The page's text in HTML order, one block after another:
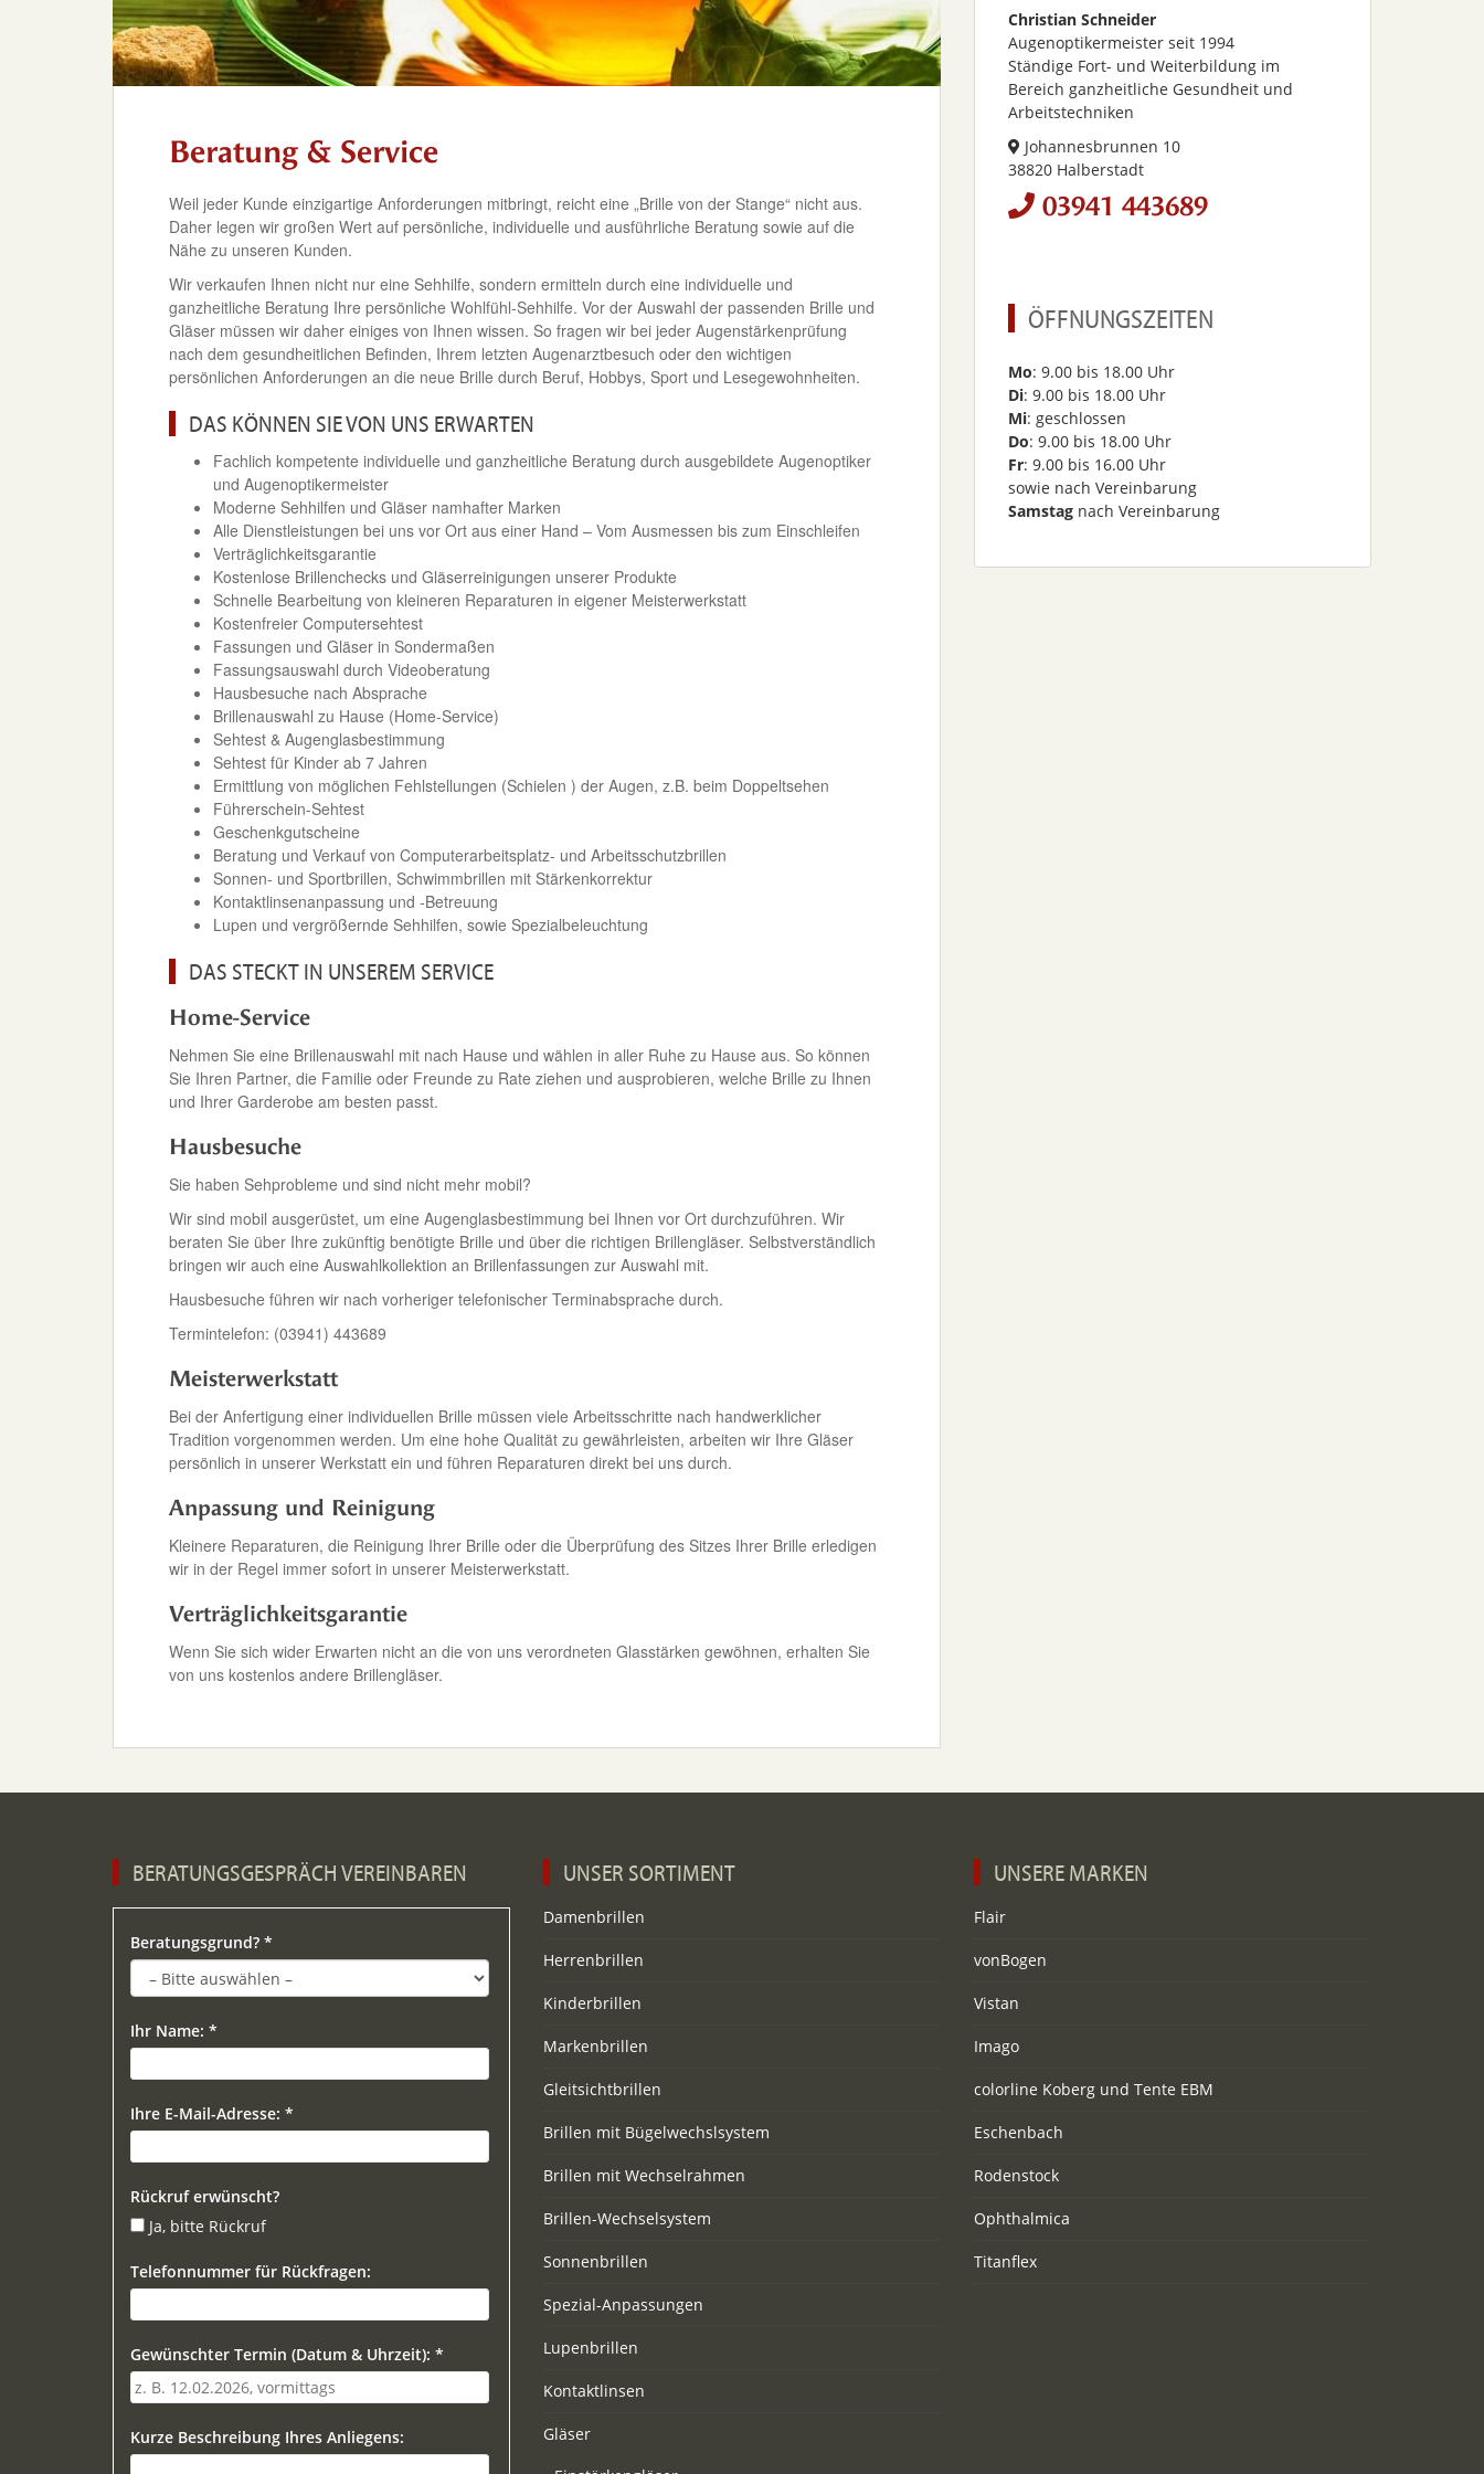
Beratung & Service
Weil jeder Kunde einzigartige Anforderungen mitbringt, reicht eine „Brille von der Stange“ nicht aus.
Daher legen wir großen Wert auf persönliche, individuelle und ausführliche Beratung sowie auf die
Nähe zu unseren Kunden.
Wir verkaufen Ihnen nicht nur eine Sehhilfe, sondern ermitteln durch eine individuelle und
ganzheitliche Beratung Ihre persönliche Wohlfühl-Sehhilfe. Vor der Auswahl der passenden Brille und
Gläser müssen wir daher einiges von Ihnen wissen. So fragen wir bei jeder Augenstärkenprüfung
nach dem gesundheitlichen Befinden, Ihrem letzten Augenarztbesuch oder den wichtigen
persönlichen Anforderungen an die neue Brille durch Beruf, Hobbys, Sport und Lesegewohnheiten.
DAS KÖNNEN SIE VON UNS ERWARTEN
Fachlich kompetente individuelle und ganzheitliche Beratung durch ausgebildete Augenoptiker
und Augenoptikermeister
Moderne Sehhilfen und Gläser namhafter Marken
Alle Dienstleistungen bei uns vor Ort aus einer Hand – Vom Ausmessen bis zum Einschleifen
Verträglichkeitsgarantie
Kostenlose Brillenchecks und Gläserreinigungen unserer Produkte
Schnelle Bearbeitung von kleineren Reparaturen in eigener Meisterwerkstatt
Kostenfreier Computersehtest
Fassungen und Gläser in Sondermaßen
Fassungsauswahl durch Videoberatung
Hausbesuche nach Absprache
Brillenauswahl zu Hause (Home-Service)
Sehtest & Augenglasbestimmung
Sehtest für Kinder ab 7 Jahren
Ermittlung von möglichen Fehlstellungen (Schielen ) der Augen, z.B. beim Doppeltsehen
Führerschein-Sehtest
Geschenkgutscheine
Beratung und Verkauf von Computerarbeitsplatz- und Arbeitsschutzbrillen
Sonnen- und Sportbrillen, Schwimmbrillen mit Stärkenkorrektur
Kontaktlinsenanpassung und -Betreuung
Lupen und vergrößernde Sehhilfen, sowie Spezialbeleuchtung
DAS STECKT IN UNSEREM SERVICE
Home-Service
Nehmen Sie eine Brillenauswahl mit nach Hause und wählen in aller Ruhe zu Hause aus. So können
Sie Ihren Partner, die Familie oder Freunde zu Rate ziehen und ausprobieren, welche Brille zu Ihnen
und Ihrer Garderobe am besten passt.
Hausbesuche
Sie haben Sehprobleme und sind nicht mehr mobil?
Wir sind mobil ausgerüstet, um eine Augenglasbestimmung bei Ihnen vor Ort durchzuführen. Wir
beraten Sie über Ihre zukünftig benötigte Brille und über die richtigen Brillengläser. Selbstverständlich
bringen wir auch eine Auswahlkollektion an Brillenfassungen zur Auswahl mit.
Hausbesuche führen wir nach vorheriger telefonischer Terminabsprache durch.
Termintelefon: (03941) 443689
Meisterwerkstatt
Bei der Anfertigung einer individuellen Brille müssen viele Arbeitsschritte nach handwerklicher
Tradition vorgenommen werden. Um eine hohe Qualität zu gewährleisten, arbeiten wir Ihre Gläser
persönlich in unserer Werkstatt ein und führen Reparaturen direkt bei uns durch.
Anpassung und Reinigung
Kleinere Reparaturen, die Reinigung Ihrer Brille oder die Überprüfung des Sitzes Ihrer Brille erledigen
wir in der Regel immer sofort in unserer Meisterwerkstatt.
Verträglichkeitsgarantie
Wenn Sie sich wider Erwarten nicht an die von uns verordneten Glasstärken gewöhnen, erhalten Sie
von uns kostenlos andere Brillengläser.
Christian Schneider
Augenoptikermeister seit 1994
Ständige Fort- und Weiterbildung im
Bereich ganzheitliche Gesundheit und
Arbeitstechniken
Johannesbrunnen 10
38820 Halberstadt
03941 443689
ÖFFNUNGSZEITEN
Mo: 9.00 bis 18.00 Uhr
Di: 9.00 bis 18.00 Uhr
Mi: geschlossen
Do: 9.00 bis 18.00 Uhr
Fr: 9.00 bis 16.00 Uhr
sowie nach Vereinbarung
Samstag nach Vereinbarung
BERATUNGSGESPRÄCH VEREINBAREN
Beratungsgrund? *
Ihr Name: *
Ihre E-Mail-Adresse: *
Rückruf erwünscht?
Ja, bitte Rückruf
Telefonnummer für Rückfragen:
Gewünschter Termin (Datum & Uhrzeit): *
Kurze Beschreibung Ihres Anliegens:
UNSER SORTIMENT
Damenbrillen
Herrenbrillen
Kinderbrillen
Markenbrillen
Gleitsichtbrillen
Brillen mit Bügelwechslsystem
Brillen mit Wechselrahmen
Brillen-Wechselsystem
Sonnenbrillen
Spezial-Anpassungen
Lupenbrillen
Kontaktlinsen
Gläser
UNSERE MARKEN
Flair
vonBogen
Vistan
Imago
colorline Koberg und Tente EBM
Eschenbach
Rodenstock
Ophthalmica
Titanflex